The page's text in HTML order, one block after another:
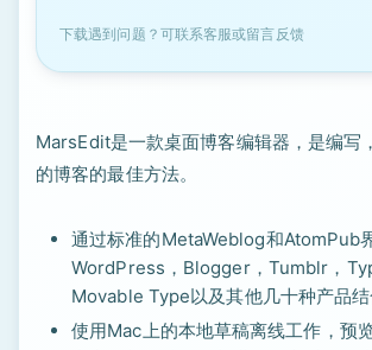
下载遇到问题？可联系客服或留言反馈
MarsEdit是一款桌面博客编辑器，是编写
的博客的最佳方法。
通过标准的MetaWeblog和AtomPub
WordPress，Blogger，Tumblr，
Movable Type以及其他几十种产品结
使用Mac上的本地草稿离线工作，预